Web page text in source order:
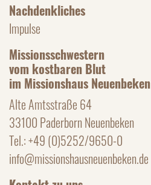
Nachdenkliches
Impulse
Missionsschwestern
vom kostbaren Blut
im Missionshaus Neuenbeken
Alte Amtsstraße 64
33100 Paderborn Neuenbeken
Tel.: +49 (0)5252/9650-0
info@missionshausneuenbeken.de